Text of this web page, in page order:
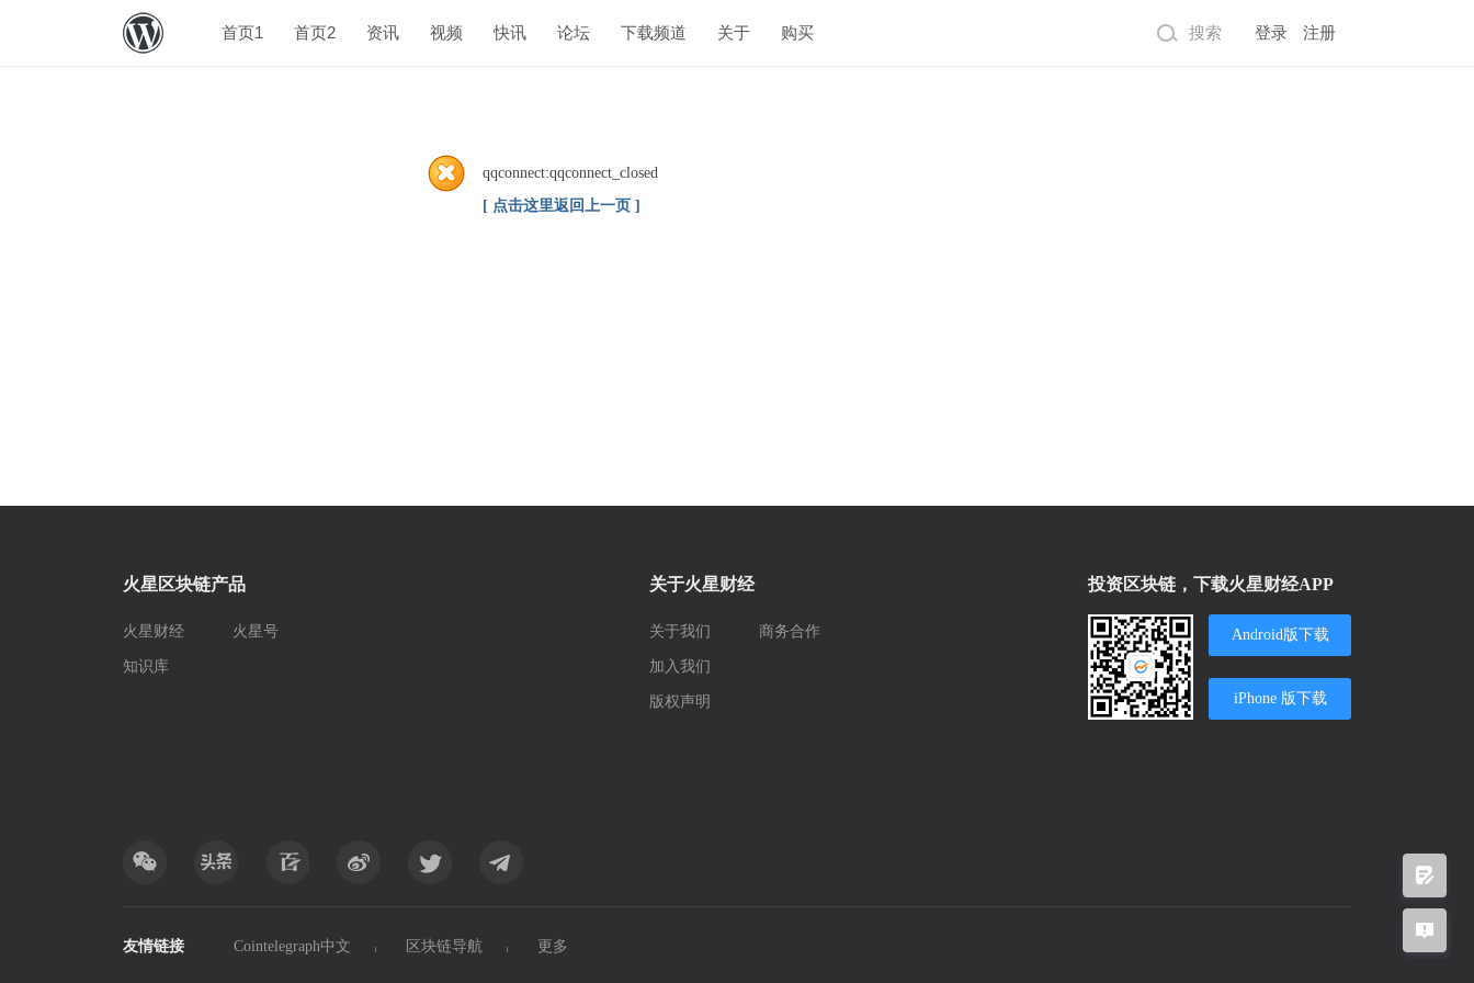
首页1 首页2 资讯 视频 快讯 论坛 下载频道 关于 购买 登录 注册
搜索
qqconnect:qqconnect_closed
[ 点击这里返回上一页 ]
火星区块链产品
火星财经 火星号
知识库
关于火星财经
关于我们
加入我们
版权声明
商务合作
投资区块链，下载火星财经APP
Android版下载
iPhone 版下载
友情链接 Cointelegraph中文 区块链导航 更多